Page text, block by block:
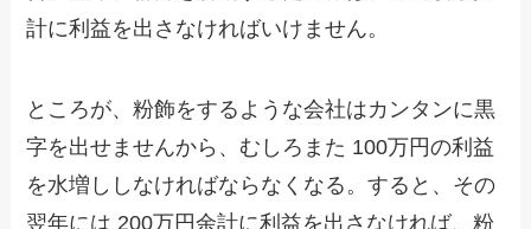
計に利益を出さなければいけません。
ところが、粉飾をするような会社はカンタンに黒
字を出せませんから、むしろまた 100万円の利益
を水増ししなければならなくなる。すると、その
翌年には 200万円余計に利益を出さなければ、粉